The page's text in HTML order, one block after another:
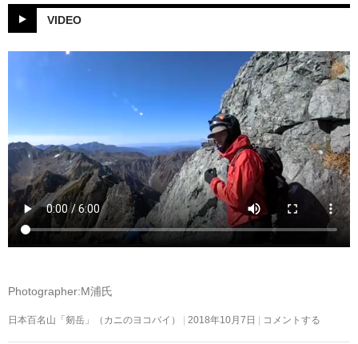
VIDEO
Photographer:M浦氏
日本百名山「剱岳」（カニのヨコバイ） 2018年10月7日 コメントする